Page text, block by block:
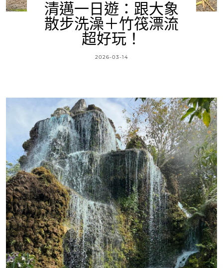
清邁一日遊：跟大象
散步洗澡＋竹筏漂流
超好玩！
2026-03-14